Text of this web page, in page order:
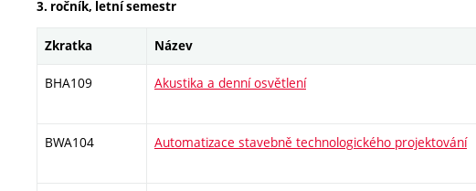
3. ročník, letní semestr
Zkratka Název
BHA109 Akustika a denní osvětlení
BWA104 Automatizace stavebně technologického projektování